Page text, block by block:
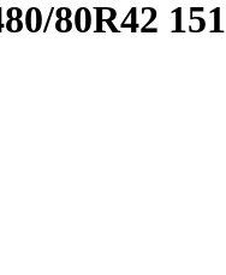
80R42